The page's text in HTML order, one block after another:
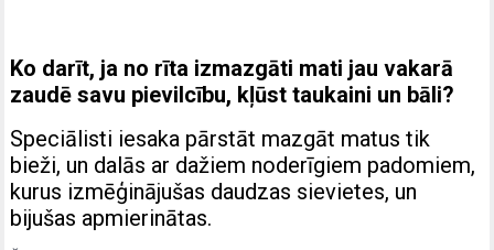
Ko darīt, ja no rīta izmazgāti mati jau vakarā
zaudē savu pievilcību, kļūst taukaini un bāli?
Speciālisti iesaka pārstāt mazgāt matus tik
bieži, un dalās ar dažiem noderīgiem padomiem,
kurus izmēģinājušas daudzas sievietes, un
bijušas apmierinātas.